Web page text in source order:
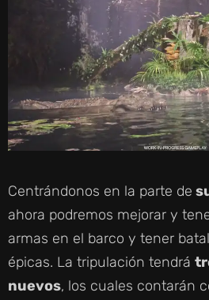
Centrándonos en la parte de
ahora podremos mejorar y
armas en el barco y tener
épicas. La tripulación tendrá
nuevos, los cuales contarán